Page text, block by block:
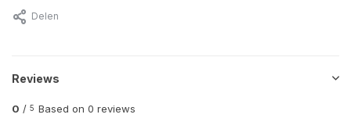
Delen
Reviews
0 / 5 Based on 0 reviews